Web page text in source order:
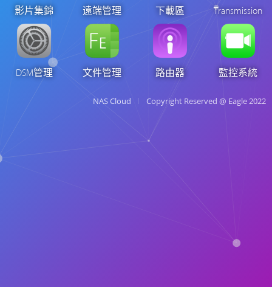
影片集錦 遠端管理 下載區 Transmission
DSM管理 文件管理 路由器 監控系統
NAS Cloud Copyright Reserved @ Eagle 2022